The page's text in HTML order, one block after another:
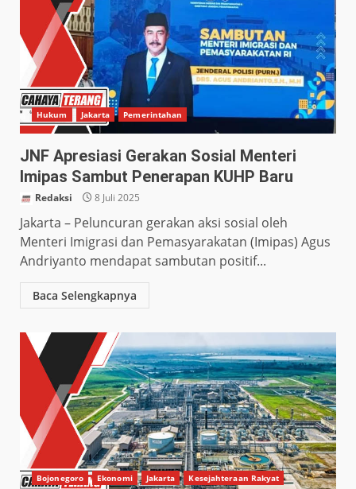
Hukum Jakarta Pemerintahan
JNF Apresiasi Gerakan Sosial Menteri
Imipas Sambut Penerapan KUHP Baru
Redaksi 8 Juli 2025
Jakarta – Peluncuran gerakan aksi sosial oleh
Menteri Imigrasi dan Pemasyarakatan (Imipas) Agus
Andriyanto mendapat sambutan positif...
Baca Selengkapnya
Bojonegoro Ekonomi Jakarta
Kesejahteraan Rakyat